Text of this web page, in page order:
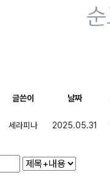
글쓴이 날짜
세라피나 2025.05.31